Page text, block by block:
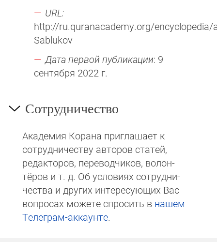
URL:
http://ru.quranacademy.org/encyclopedia/
Sablukov
Дата первой публикации: 9
сентября 2022 г.
Сотрудничество
Академия Корана при­гла­ша­ет к
сотруд­ни­чест­ву авторов статей,
редакто­ров, пере­вод­чи­ков, волон­
тёров и т. д. Об ус­ло­виях сотрудни­
чест­ва и других интере­сую­щих Вас
вопросах мо­же­те спросить в на­шем
Те­ле­грам-ак­каунте.